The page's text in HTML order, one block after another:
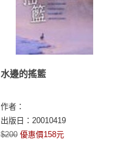
水邊的搖籃
作者：
出版日：20010419
$200 優惠價158元